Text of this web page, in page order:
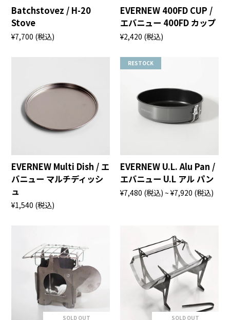
Batchstovez / H-20
Stove
¥7,700 (税込)
EVERNEW 400FD CUP /
エバニュー 400FD カップ
¥2,420 (税込)
EVERNEW Multi Dish / エ
バニュー マルチディッシ
ュ
¥1,540 (税込)
RESTOCK
EVERNEW U.L. Alu Pan /
エバニュー U.L アル パン
¥7,480 (税込) ~ ¥7,920 (税込)
SOLD OUT SOLD OUT